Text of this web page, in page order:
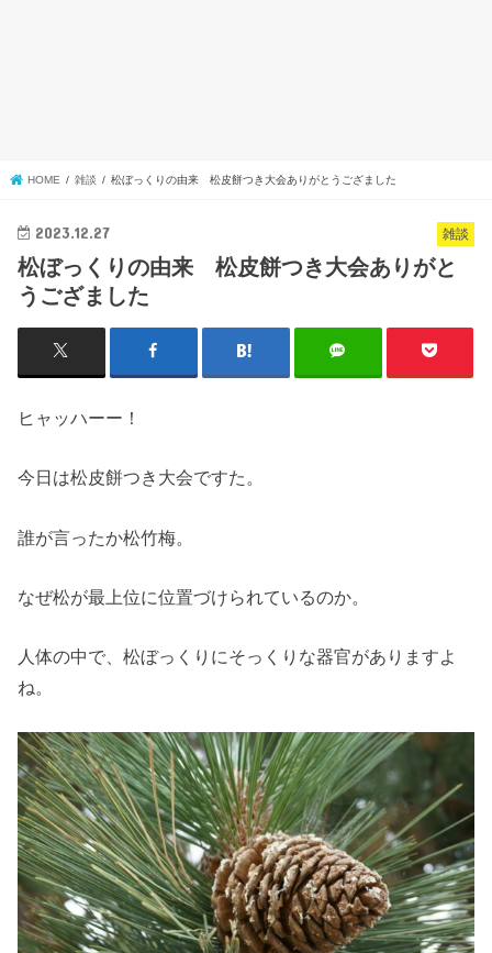
HOME 雑談 松ぼっくりの由来 松皮餅つき大会ありがとうござました
雑談
2023.12.27
松ぼっくりの由来 松皮餅つき大会ありがと
うござました
ヒャッハーー！
今日は松皮餅つき大会ですた。
誰が言ったか松竹梅。
なぜ松が最上位に位置づけられているのか。
人体の中で、松ぼっくりにそっくりな器官がありますよ
ね。